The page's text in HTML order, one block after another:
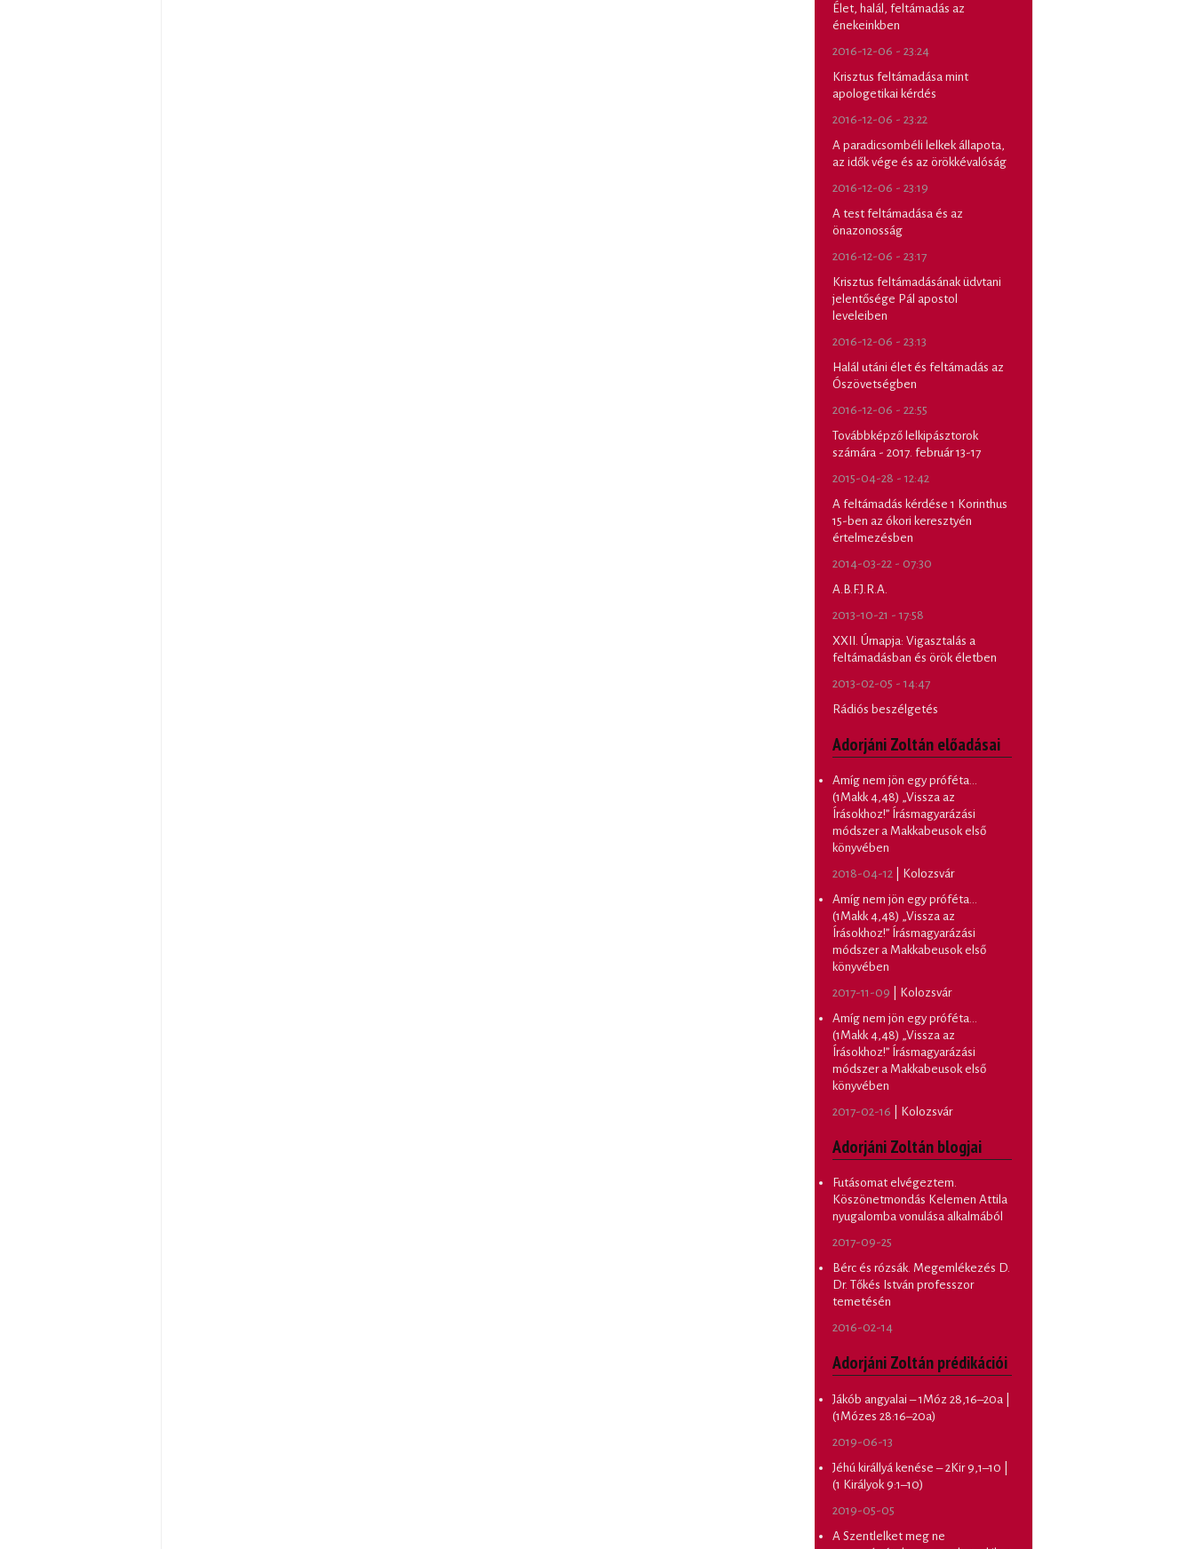
Élet, halál, feltámadás az
énekeinkben
2016-12-06 - 23:24
Krisztus feltámadása mint
apologetikai kérdés
2016-12-06 - 23:22
A paradicsombéli lelkek állapota,
az idők vége és az örökkévalóság
2016-12-06 - 23:19
A test feltámadása és az
önazonosság
2016-12-06 - 23:17
Krisztus feltámadásának üdvtani
jelentősége Pál apostol
leveleiben
2016-12-06 - 23:13
Halál utáni élet és feltámadás az
Ószövetségben
2016-12-06 - 22:55
Továbbképző lelkipásztorok
számára - 2017. február 13-17
2015-04-28 - 12:42
A feltámadás kérdése 1 Korinthus
15-ben az ókori keresztyén
értelmezésben
2014-03-22 - 07:30
A.B.F.J.R.A.
2013-10-21 - 17:58
XXII. Úrnapja: Vigasztalás a
feltámadásban és örök életben
2013-02-05 - 14:47
Rádiós beszélgetés
Adorjáni Zoltán előadásai
Amíg nem jön egy próféta…
(1Makk 4,48) „Vissza az
Írásokhoz!” Írásmagyarázási
módszer a Makkabeusok első
könyvében
2018-04-12 | Kolozsvár
Amíg nem jön egy próféta…
(1Makk 4,48) „Vissza az
Írásokhoz!” Írásmagyarázási
módszer a Makkabeusok első
könyvében
2017-11-09 | Kolozsvár
Amíg nem jön egy próféta…
(1Makk 4,48) „Vissza az
Írásokhoz!” Írásmagyarázási
módszer a Makkabeusok első
könyvében
2017-02-16 | Kolozsvár
Adorjáni Zoltán blogjai
Futásomat elvégeztem.
Köszönetmondás Kelemen Attila
nyugalomba vonulása alkalmából
2017-09-25
Bérc és rózsák. Megemlékezés D.
Dr. Tőkés István professzor
temetésén
2016-02-14
Adorjáni Zoltán prédikációi
Jákób angyalai – 1Móz 28,16–20a |
(1Mózes 28:16–20a)
2019-06-13
Jéhú királlyá kenése – 2Kir 9,1–10 |
(1 Királyok 9:1–10)
2019-05-05
A Szentlelket meg ne